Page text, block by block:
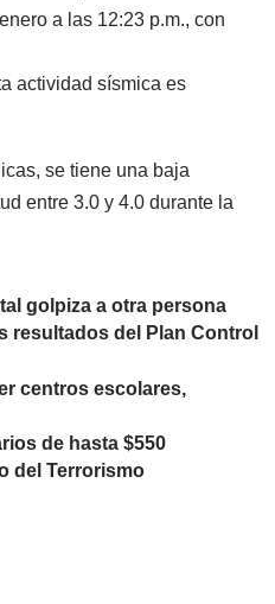
a las 12:23 p.m., con
actividad sísmica es
se tiene una baja
entre 3.0 y 4.0 durante la
golpiza a otra persona
resultados del Plan Control
centros escolares,
de hasta $550
del Terrorismo